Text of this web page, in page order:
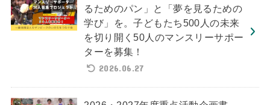
るためのパン」と「夢を見るための
学び」を。子どもたち500人の未来
を切り開く50人のマンスリーサポー
ターを募集！
2026.06.27